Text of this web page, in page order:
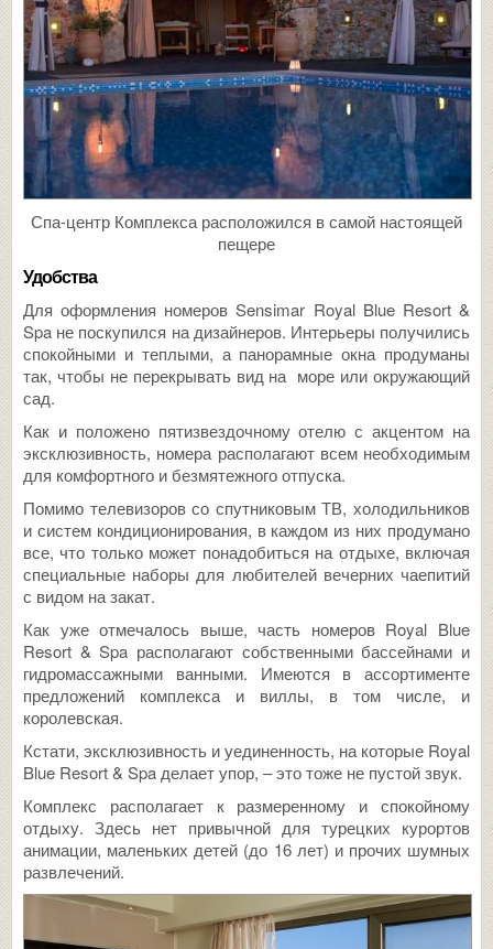
Спа-центр Комплекса расположился в самой настоящей
пещере
Удобства
Для оформления номеров Sensimar Royal Blue Resort &
Spa не поскупился на дизайнеров. Интерьеры получились
спокойными и теплыми, а панорамные окна продуманы
так, чтобы не перекрывать вид на море или окружающий
сад.
Как и положено пятизвездочному отелю с акцентом на
эксклюзивность, номера располагают всем необходимым
для комфортного и безмятежного отпуска.
Помимо телевизоров со спутниковым ТВ, холодильников
и систем кондиционирования, в каждом из них продумано
все, что только может понадобиться на отдыхе, включая
специальные наборы для любителей вечерних чаепитий
с видом на закат.
Как уже отмечалось выше, часть номеров Royal Blue
Resort & Spa располагают собственными бассейнами и
гидромассажными ванными. Имеются в ассортименте
предложений комплекса и виллы, в том числе, и
королевская.
Кстати, эксклюзивность и уединенность, на которые Royal
Blue Resort & Spa делает упор, – это тоже не пустой звук.
Комплекс располагает к размеренному и спокойному
отдыху. Здесь нет привычной для турецких курортов
анимации, маленьких детей (до 16 лет) и прочих шумных
развлечений.